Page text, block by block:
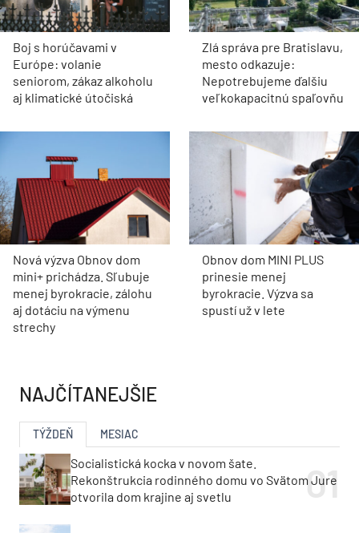
Boj s horúčavami v
Európe: volanie
seniorom, zákaz alkoholu
aj klimatické útočiská
Zlá správa pre Bratislavu,
mesto odkazuje:
Nepotrebujeme ďalšiu
veľkokapacitnú spaľovňu
Nová výzva Obnov dom
mini+ prichádza. Sľubuje
menej byrokracie, zálohu
aj dotáciu na výmenu
strechy
Obnov dom MINI PLUS
prinesie menej
byrokracie. Výzva sa
spustí už v lete
NAJČÍTANEJŠIE
TÝŽDEŇ MESIAC
Socialistická kocka v novom šate.
Rekonštrukcia rodinného domu vo Svätom Jure
otvorila dom krajine aj svetlu